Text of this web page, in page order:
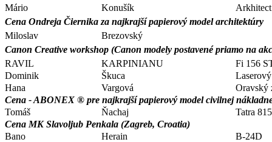
Mário
Konušík
Cena Ondreja Čiernika za najkrajší papierový model architektúry
Miloslav
Brezovský
Canon Creative workshop (Canon modely postavené priamo na
RAVIL
KARPINIANU
Fi 156
Dominik
Škuca
Hana
Vargová
Oravský
Cena - ABONEX ® pre najkrajší papierový model civilnej
Tomáš
Ňachaj
Tatra
Cena MK Slavoljub Penkala (Zagreb, Croatia)
Bano
Herain
B-24D